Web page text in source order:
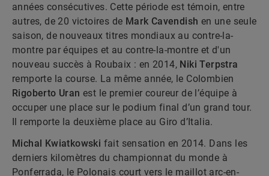
années consécutives. Cette période est témoin, entre
autres, de 20 victoires de Mark Cavendish en une seule
saison, de nouveaux titres mondiaux au contre-la-
montre par équipes et au contre-la-montre et d'un
nouveau succès à Roubaix : en 2014, Niki Terpstra
remporte la course. La même année, le Colombien
Rigoberto Uran est le premier coureur de l’équipe à
occuper une place sur le podium final d’un grand tour.
Il remporte la deuxième place au Giro d’Italia.
Michal Kwiatkowski fait sensation en 2014. Dans les
derniers kilomètres du championnat du monde à
Ponferrada, le Polonais court vers le maillot arc-en-